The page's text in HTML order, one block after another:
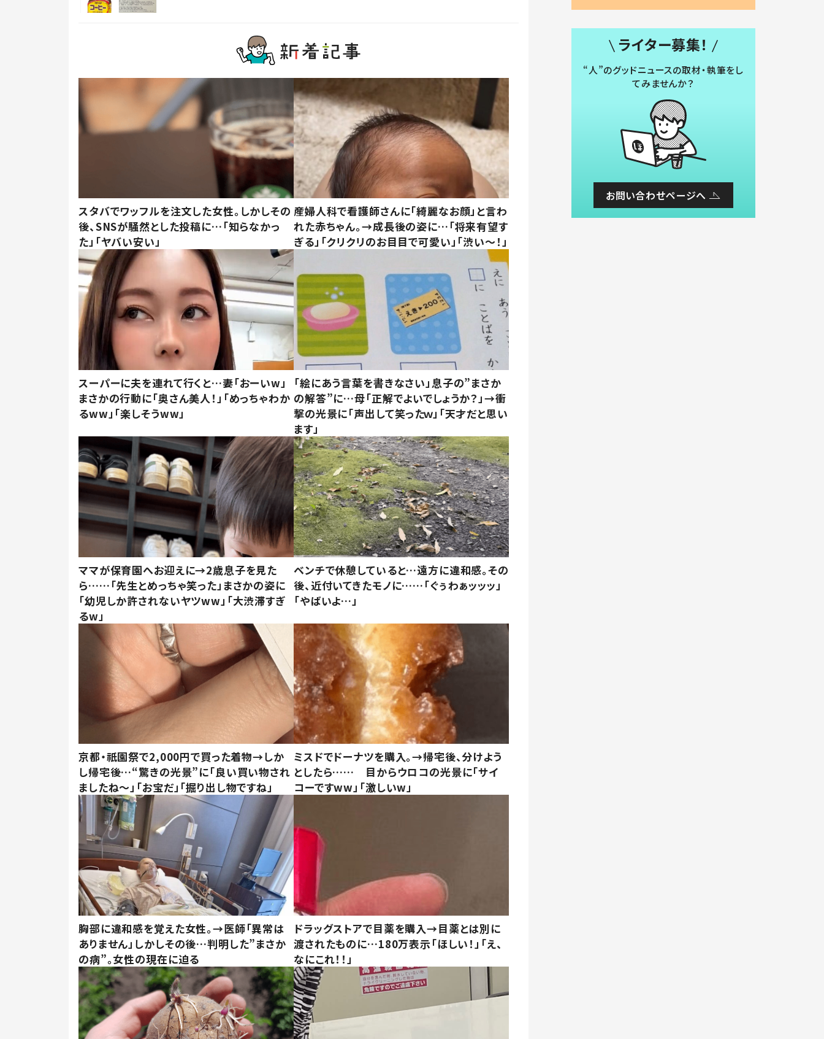
スタバでワッフルを注文した女性。しかしその
後、SNSが騒然とした投稿に…「知らなかっ
た」「ヤバい安い」
産婦人科で看護師さんに「綺麗なお顔」と言わ
れた赤ちゃん。→成長後の姿に…「将来有望す
ぎる」「クリクリのお目目で可愛い」「渋い～！」
スーパーに夫を連れて行くと…妻「おーいw」
まさかの行動に「奥さん美人！」「めっちゃわか
るww」「楽しそうww」
「絵にあう言葉を書きなさい」息子の”まさか
の解答”に…母「正解でよいでしょうか？」→衝
撃の光景に「声出して笑ったｗ」「天才だと思い
ます」
ママが保育園へお迎えに→2歳息子を見た
ら……「先生とめっちゃ笑った」まさかの姿に
「幼児しか許されないヤツww」「大渋滞すぎ
るw」
ベンチで休憩していると…遠方に違和感。その
後、近付いてきたモノに……「ぐぅわぁッッッ」
「やばいよ…」
京都・祇園祭で2,000円で買った着物→しか
し帰宅後…“驚きの光景”に「良い買い物され
ましたね～」「お宝だ」「掘り出し物ですね」
ミスドでドーナツを購入。→帰宅後、分けよう
としたら…… 目からウロコの光景に「サイ
コーですww」「激しいw」
胸部に違和感を覚えた女性。→医師「異常は
ありません」しかしその後…判明した”まさか
の病”。女性の現在に迫る
ドラッグストアで目薬を購入→目薬とは別に
渡されたものに…180万表示「ほしい！」「え、
なにこれ！！」
ライター募集！
“人”のグッドニュースの取材・執筆をし
てみませんか？
お問い合わせページへ